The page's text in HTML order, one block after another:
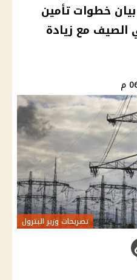
خطوات تأمين
الصيف مع زيادة
تصريحات وزير البترول